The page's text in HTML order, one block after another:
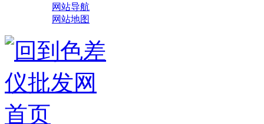
网站导航
网站地图